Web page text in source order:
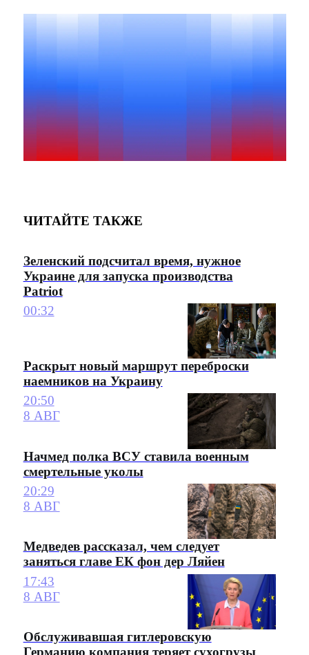
ЧИТАЙТЕ ТАКЖЕ
Зеленский подсчитал время, нужное
Украине для запуска производства
Patriot
00:32
Раскрыт новый маршрут переброски
наемников на Украину
20:50
8 АВГ
Начмед полка ВСУ ставила военным
смертельные уколы
20:29
8 АВГ
Медведев рассказал, чем следует
заняться главе ЕК фон дер Ляйен
17:43
8 АВГ
Обслуживавшая гитлеровскую
Германию компания теряет сухогрузы